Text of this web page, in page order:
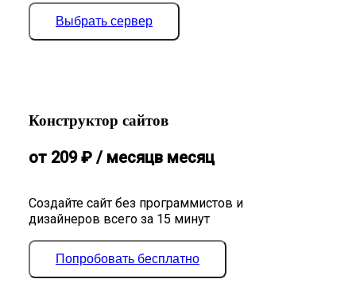
Выбрать сервер
Конструктор сайтов
Создайте сайт без программистов и
дизайнеров всего за 15 минут
от 209₽ / месяцв месяц
Попробовать бесплатно